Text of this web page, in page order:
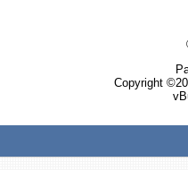
Copyright